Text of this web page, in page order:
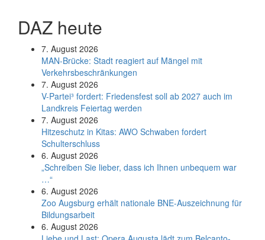
DAZ heute
7. August 2026
MAN-Brücke: Stadt reagiert auf Mängel mit
Verkehrsbeschränkungen
7. August 2026
V-Partei­³ fordert: Friedens­fest soll ab 2027 auch im
Land­kreis Feier­tag werden
7. August 2026
Hitzeschutz in Kitas: AWO Schwaben fordert
Schulterschluss
6. August 2026
„Schreiben Sie lieber, dass ich Ihnen unbequem war
…“
6. August 2026
Zoo Augsburg erhält nationale BNE-Auszeichnung für
Bildungsarbeit
6. August 2026